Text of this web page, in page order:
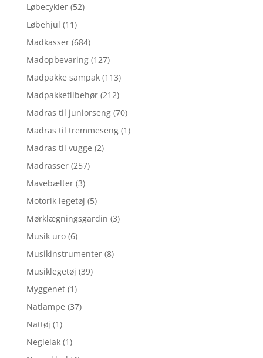
Løbecykler (52)
Løbehjul (11)
Madkasser (684)
Madopbevaring (127)
Madpakke sampak (113)
Madpakketilbehør (212)
Madras til juniorseng (70)
Madras til tremmeseng (1)
Madras til vugge (2)
Madrasser (257)
Mavebælter (3)
Motorik legetøj (5)
Mørklægningsgardin (3)
Musik uro (6)
Musikinstrumenter (8)
Musiklegetøj (39)
Myggenet (1)
Natlampe (37)
Nattøj (1)
Neglelak (1)